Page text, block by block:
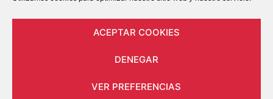
ACEPTAR COOKIES
DENEGAR
VER PREFERENCIAS
POLÍTICA DE PRIVACIDAD
AVISO LEGAL Y CONDICIONES DE USO